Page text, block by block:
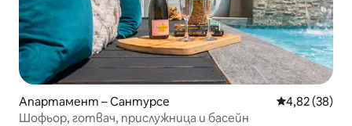
Апартамент – Сантурсе Средна
4,82 (38)
Шофьор, готвач, прислужница и басейн